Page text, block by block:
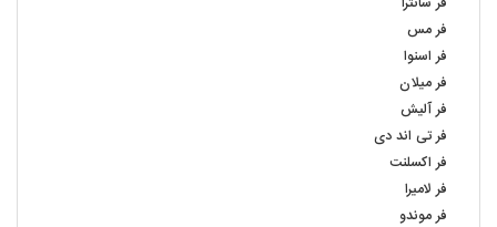
فر مس
فر اسنوا
فر میلان
فر آلیش
فر تی اند دی
فر اکسلنت
فر لامیرا
فر موندو